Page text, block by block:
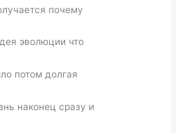
почему
эволюции что
потом долгая
наконец сразу и